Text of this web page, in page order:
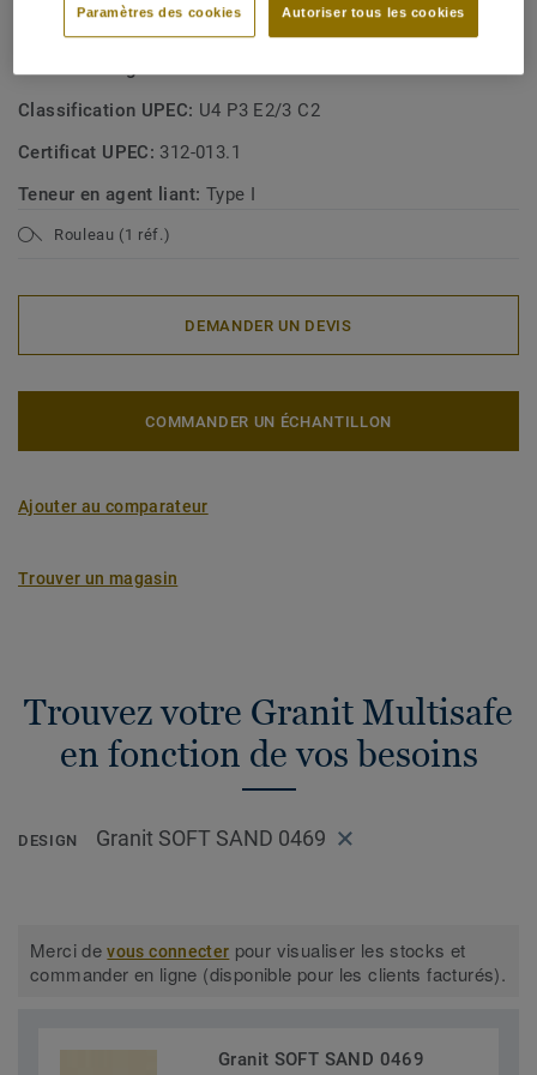
Classification UPEC: U4 P3 E2/3 C2
Certificat UPEC: 312-013.1
Teneur en agent liant: Type I
Rouleau (1 réf.)
DEMANDER UN DEVIS
COMMANDER UN ÉCHANTILLON
Ajouter au comparateur
Trouver un magasin
Trouvez votre Granit Multisafe
en fonction de vos besoins
DESIGN Granit SOFT SAND 0469
Merci devous connecter pour visualiser les stocks et
commander en ligne (disponible pour les clients facturés).
Granit SOFT SAND 0469
Autoriser tous les cookies
Paramètres des cookies